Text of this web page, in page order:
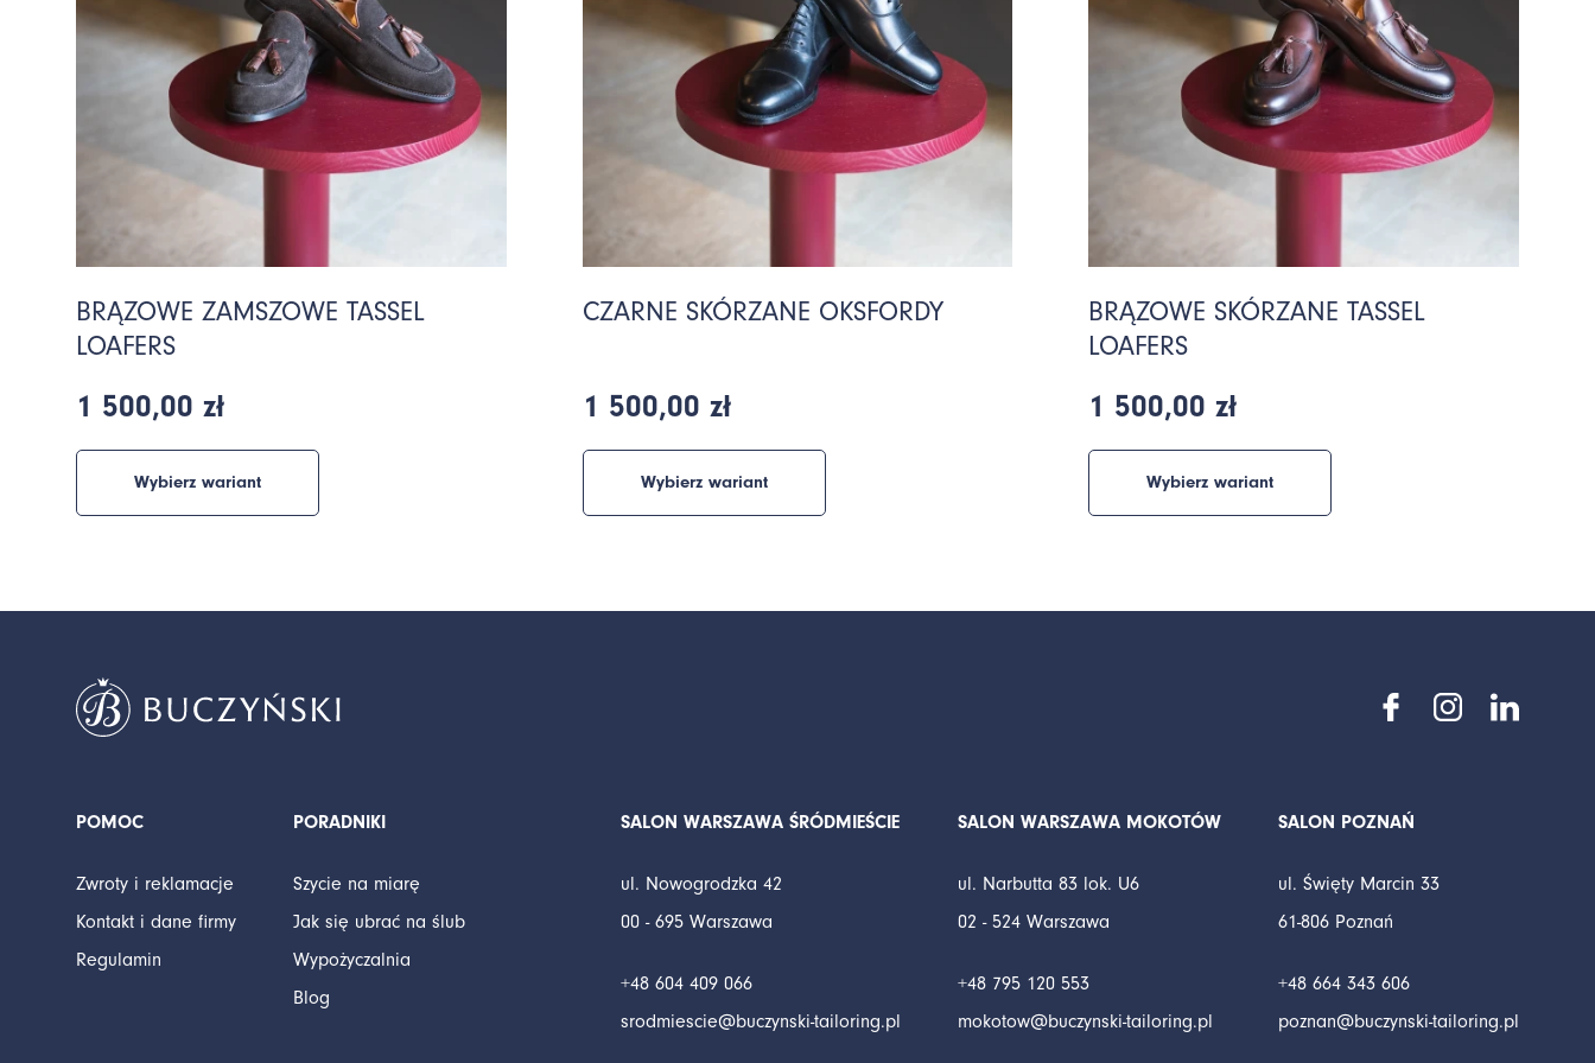
BRĄZOWE ZAMSZOWE TASSEL
LOAFERS
1 500,00 zł
Wybierz wariant
CZARNE SKÓRZANE OKSFORDY
1 500,00 zł
Wybierz wariant
BRĄZOWE SKÓRZANE TASSEL
LOAFERS
1 500,00 zł
Wybierz wariant
POMOC
Zwroty i reklamacje
Kontakt i dane firmy
Regulamin
PORADNIKI
Szycie na miarę
Jak się ubrać na ślub
Wypożyczalnia
Blog
SALON WARSZAWA ŚRÓDMIEŚCIE
ul. Nowogrodzka 42
00 - 695 Warszawa
+48 604 409 066
srodmiescie@buczynski-tailoring.pl
SALON WARSZAWA MOKOTÓW
ul. Narbutta 83 lok. U6
02 - 524 Warszawa
+48 795 120 553
mokotow@buczynski-tailoring.pl
SALON POZNAŃ
ul. Święty Marcin 33
61-806 Poznań
+48 664 343 606
poznan@buczynski-tailoring.pl